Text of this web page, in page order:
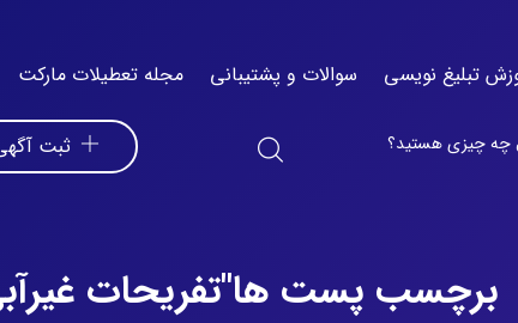
تبلیغ نویسی سوالات و پشتیبانی مجله تعطیلات مارکت
ثبت
برچسب پست ها"تفریحات